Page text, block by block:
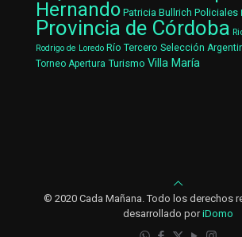
Hernando Patricia Bullrich Policiales
Provincia de Córdoba
Rodrigo de Loredo Río Tercero Selección
Torneo Apertura Turismo Villa María
© 2020 Cada Mañana. Todo los derechos
desarrollado poriDomo